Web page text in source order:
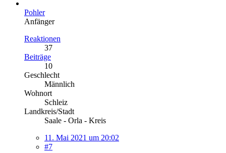
Pohler
Anfänger
Reaktionen
37
Beiträge
10
Geschlecht
Männlich
Wohnort
Schleiz
Landkreis/Stadt
Saale - Orla - Kreis
11. Mai 2021 um 20:02
#7